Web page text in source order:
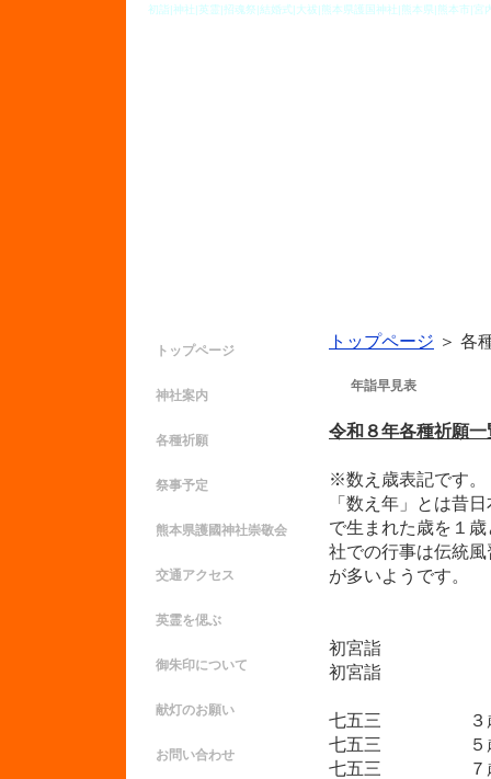
初詣|神社|英霊|招魂祭|結婚式|大祓|熊本県護国神社|熊本県|熊本市|
トップページ ＞ 各
年詣早見表
令和８年各種祈願
※数え歳表記です。
「数え年」とは昔
で生まれた歳を１
社での行事は伝統
が多いようです。
初宮詣
初宮詣
七五三 ３
七五三 ５
七五三 ７
トップページ
神社案内
各種祈願
祭事予定
熊本県護國神社崇敬会
交通アクセス
英霊を偲ぶ
御朱印について
献灯のお願い
お問い合わせ